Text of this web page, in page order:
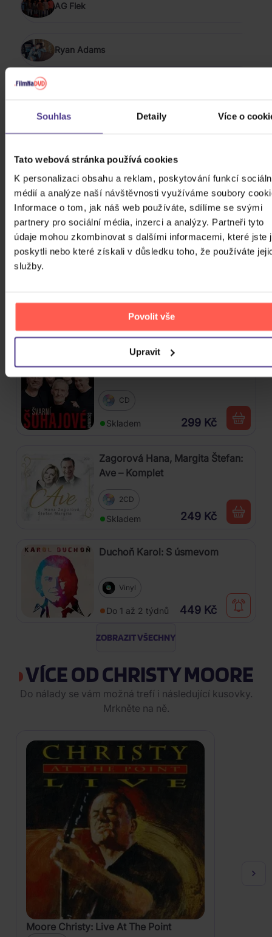
Souhlas Detaily Více o
Tato webová stránka používá cookies
K personalizaci obsahu a reklam, poskytování funkcí
médií a analýze naší návštěvnosti využíváme soubory
Informace o tom, jak náš web používáte, sdílíme se svými
partnery pro sociální média, inzerci a analýzy. Partneři tyto
údaje mohou zkombinovat s dalšími informacemi, které jste
poskytli nebo které získali v důsledku toho, že používáte
služby.
Povolit vše
Upravit
AG Flek
Ryan Adams
ZOBRAZIT VŠECHNY
Mišík Vladimír: Vteřiny, měsíce a
roky
CD
Skladem 385 Kč
2Vinyl
Skladem 869 Kč
Čechomor: Švarní šohajové
CD
Skladem 299 Kč
Zagorová Hana, Margita Štefan:
Ave – Komplet
2CD
Skladem 249 Kč
Duchoň Karol: S úsmevom
Vinyl
Do 1 až 2 týdnů 449 Kč
ZOBRAZIT VŠECHNY
VÍCE OD CHRISTY MOORE
Do nálady se vám možná trefí i následující kusovky.
Mrkněte na ně.
Moore Christy: Live At The Point